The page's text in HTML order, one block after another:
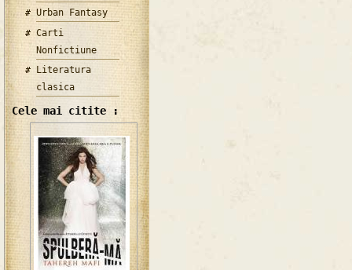
Urban Fantasy
Carti
Nonfictiune
Literatura
clasica
Cele mai citite :